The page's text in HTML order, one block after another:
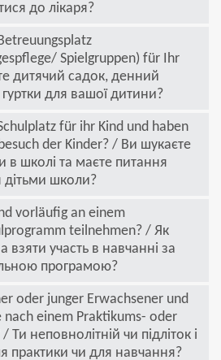
до лікаря?
Spielgruppen) für Ihr
для вашої дитини?
für ihr Kind und haben
der Kinder? / Ви шукаєте
в школі та маєте питання
дітьми школи?
vorläufig an einem
teilnehmen? / Як
участь в навчанні за
програмою?
oder junger Erwachsener und
nach einem Praktikums- oder
Ти неповнолітній чи підліток і
практики чи для навчання?